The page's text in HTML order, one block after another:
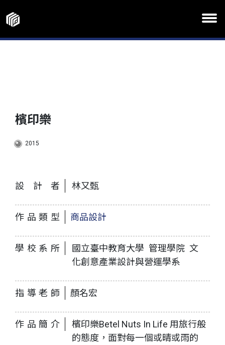
檳印樂
2015
設計者 林又甄
作品類型 商品設計
學校系所
國立臺中教育大學 管理學院 文
化創意產業設計與營運學系
指導老師 顏名宏
作品簡介
檳印樂Betel Nuts In Life 用旅行般
的態度，面對每一個或晴或雨的